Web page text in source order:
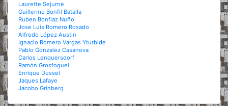
Laurette Sejurne
Guillermo Bonfil Batalla
Ruben Bonfiaz Nuño
Jose Luis Romero Rosado
Alfredo López Austin
Ignacio Romero Vargas Yturbide
Pablo Gonzalez Casanova
Carlos Lenquersdorf
Ramón Grosfoguel
Enrique Dussel
Jaques Lafaye
Jacobo Grinberg